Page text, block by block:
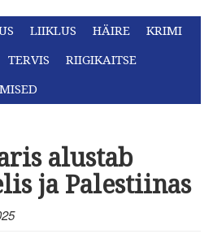
LIIKLUS HÄIRE
KRIMI
TERVIS
RIIGIKAITSE
alustab
ja Palestiinas